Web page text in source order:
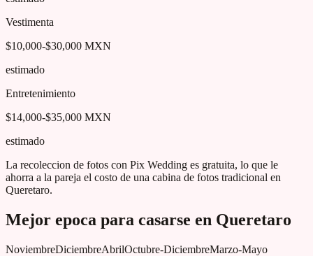
Vestimenta
$10,000-$30,000 MXN
estimado
Entretenimiento
$14,000-$35,000 MXN
estimado
La recoleccion de fotos con Pix Wedding es gratuita, lo que le
ahorra a la pareja el costo de una cabina de fotos tradicional en
Queretaro.
Mejor epoca para casarse en Queretaro
NoviembreDiciembreAbrilOctubre-DiciembreMarzo-Mayo